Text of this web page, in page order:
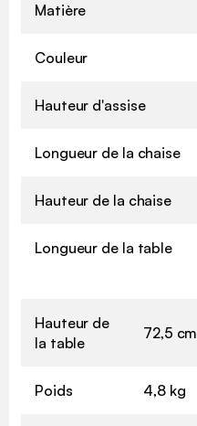
Matière
Couleur
Hauteur d'assise
Longueur de la chaise
Hauteur de la chaise
Longueur de la table
Hauteur de
la table
72,5 cm
Poids 4,8 kg